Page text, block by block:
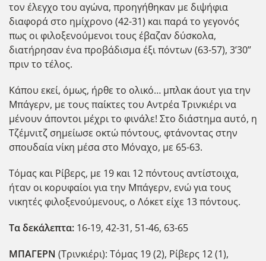
τον έλεγχο του αγώνα, προηγήθηκαν με διψήφια
διαφορά στο ημίχρονο (42-31) και παρά το γεγονός
πως οι φιλοξενούμενοι τους έβαζαν δύσκολα,
διατήρησαν ένα προβάδισμα έξι πόντων (63-57), 3’30’’
πριν το τέλος.
Κάπου εκεί, όμως, ήρθε το ολικό… μπλακ άουτ για την
Μπάγερν, με τους παίκτες του Αντρέα Τρινκιέρι να
μένουν άποντοι μέχρι το φινάλε! Στο διάστημα αυτό, η
Τζέμνιτζ σημείωσε οκτώ πόντους, φτάνοντας στην
σπουδαία νίκη μέσα στο Μόναχο, με 65-63.
Τόμας και Ρίβερς, με 19 και 12 πόντους αντίστοιχα,
ήταν οι κορυφαίοι για την Μπάγερν, ενώ για τους
νικητές φιλοξενούμενους, ο Λόκετ είχε 13 πόντους.
Τα δεκάλεπτα: 16-19, 42-31, 51-46, 63-65
ΜΠΑΓΕΡΝ (Τρινκιέρι): Τόμας 19 (2), Ρίβερς 12 (1),